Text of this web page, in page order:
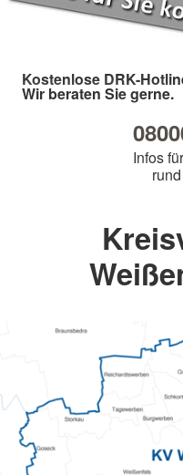
Kostenlose DRK-
Wir beraten Sie gerne.
Infos